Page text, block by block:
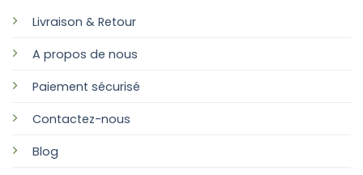
Livraison & Retour
A propos de nous
Paiement sécurisé
Contactez-nous
Blog